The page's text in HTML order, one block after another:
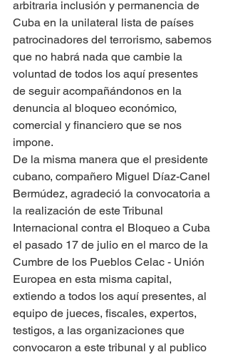
arbitraria inclusión y permanencia de
Cuba en la unilateral lista de países
patrocinadores del terrorismo, sabemos
que no habrá nada que cambie la
voluntad de todos los aquí presentes
de seguir acompañándonos en la
denuncia al bloqueo económico,
comercial y financiero que se nos
impone.
De la misma manera que el presidente
cubano, compañero Miguel Díaz-Canel
Bermúdez, agradeció la convocatoria a
la realización de este Tribunal
Internacional contra el Bloqueo a Cuba
el pasado 17 de julio en el marco de la
Cumbre de los Pueblos Celac - Unión
Europea en esta misma capital,
extiendo a todos los aquí presentes, al
equipo de jueces, fiscales, expertos,
testigos, a las organizaciones que
convocaron a este tribunal y al publico